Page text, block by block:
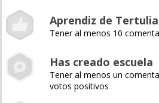
Aprendiz de
Tener al menos 10
Has creado escuela
Tener al menos un
votos positivos